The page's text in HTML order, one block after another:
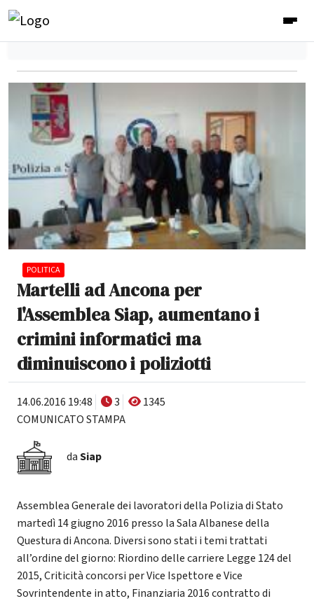
POLITICA
Martelli ad Ancona per
l'Assemblea Siap, aumentano i
crimini informatici ma
diminuiscono i poliziotti
14.06.2016 19:48 3
1345
COMUNICATO STAMPA
daSiap
Assemblea Generale dei lavoratori della Polizia di Stato
martedì 14 giugno 2016 presso la Sala Albanese della
Questura di Ancona. Diversi sono stati i temi trattati
all’ordine del giorno: Riordino delle carriere Legge 124 del
2015, Criticità concorsi per Vice Ispettore e Vice
Sovrintendente in atto, Finanziaria 2016 contratto di